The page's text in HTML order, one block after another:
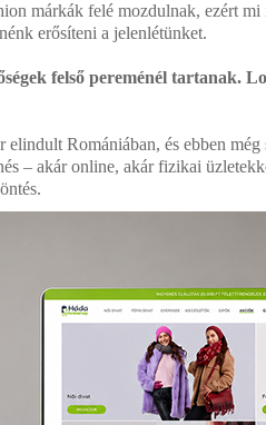
márkák felé mozdulnak, ezért mi
erősíteni a jelenlétünket.
felső pereménél tartanak.
elindult Romániában, és ebben
– akár online, akár fizikai